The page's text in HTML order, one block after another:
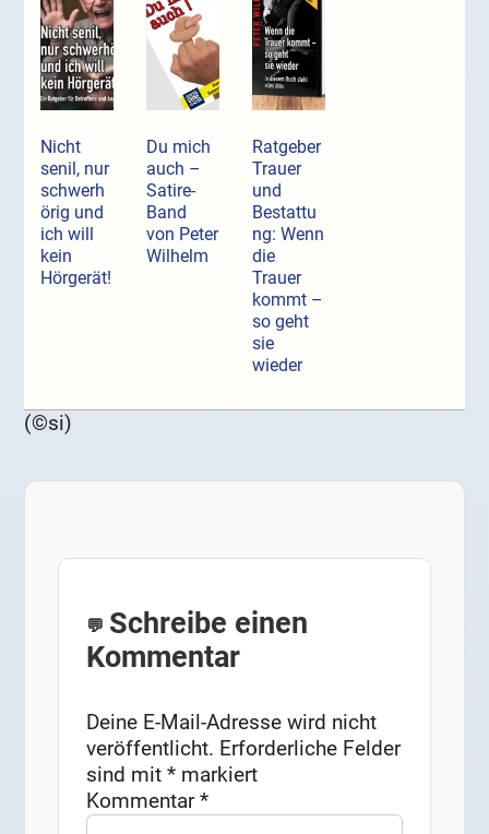
Nicht
senil, nur
schwerh
örig und
ich will
kein
Hörgerät!
Du mich
auch –
Satire-
Band
von Peter
Wilhelm
Ratgeber
Trauer
und
Bestattu
ng: Wenn
die
Trauer
kommt –
so geht
sie
wieder
(©si)
Schreibe einen
Kommentar
Deine E-Mail-Adresse wird nicht
veröffentlicht. Erforderliche Felder
sind mit* markiert
Kommentar*